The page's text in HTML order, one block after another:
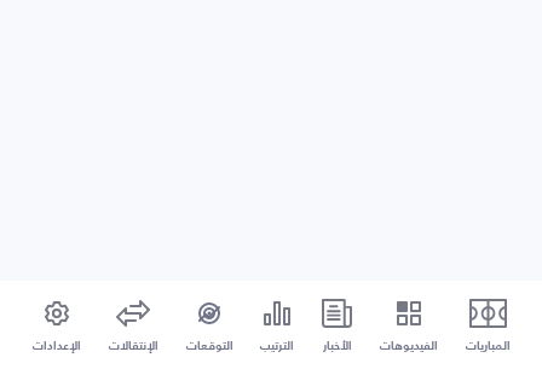
المباريات الفيديوهات الأخبار الترتيب التوقعات الإنتقالات الإعدادات